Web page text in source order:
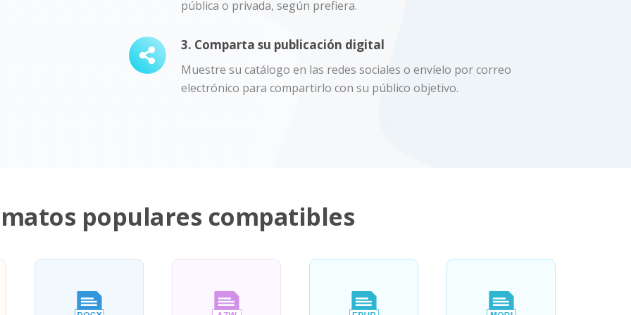
pública o privada, según prefiera.
3. Comparta su publicación digital
Muestre su catálogo en las redes sociales o envíelo por correo
electrónico para compartirlo con su público objetivo.
populares compatibles